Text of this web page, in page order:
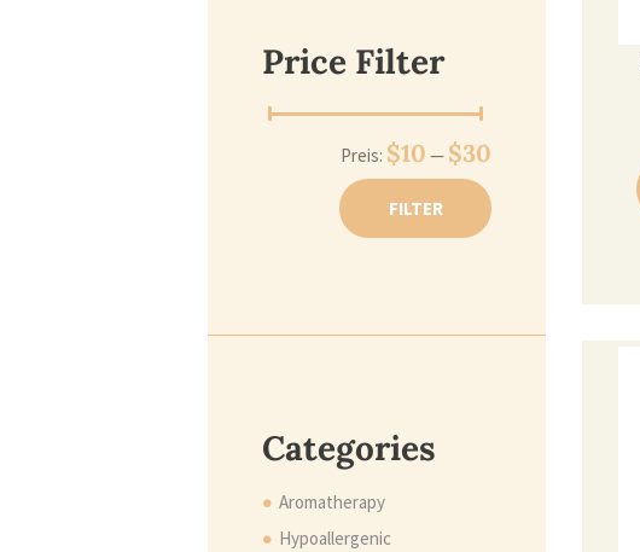
Price Filter
FILTER
Preis: $10 — $30
Categories
Aromatherapy
Hypoallergenic